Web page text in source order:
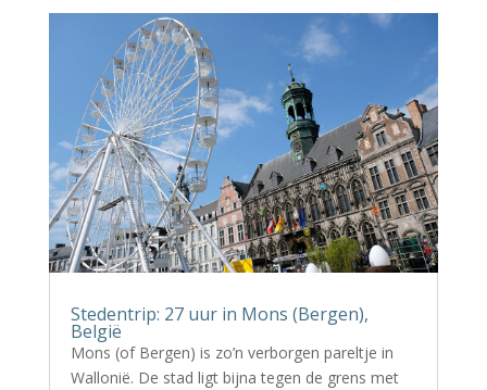
Stedentrip: 27 uur in Mons (Bergen),
België
Mons (of Bergen) is zo’n verborgen pareltje in
Wallonië. De stad ligt bijna tegen de grens met